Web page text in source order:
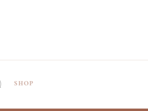
SHOP